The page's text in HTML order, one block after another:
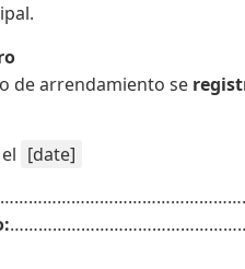
de arrendamiento se
[date]
…………………………………………….